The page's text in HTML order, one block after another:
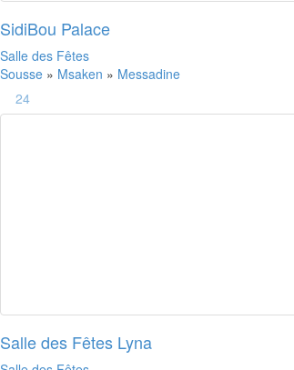
SidiBou Palace
Salle des Fêtes
Sousse » Msaken » Messadine
24
Salle des Fêtes Lyna